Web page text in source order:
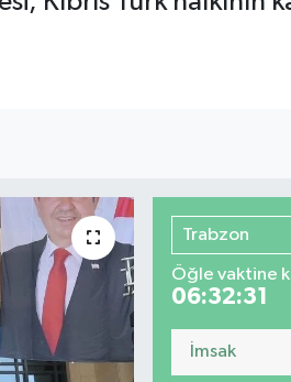
Trabzon
Öğle vaktine
06:32:29
İmsak